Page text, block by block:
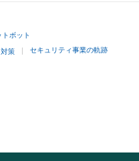
ボット
策 セキュリティ事業の軌跡